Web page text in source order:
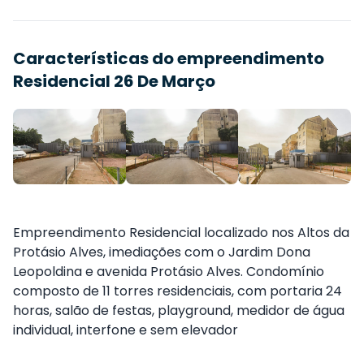
Características do empreendimento
Residencial 26 De Março
Empreendimento Residencial localizado nos Altos da
Protásio Alves, imediações com o Jardim Dona
Leopoldina e avenida Protásio Alves. Condomínio
composto de 11 torres residenciais, com portaria 24
horas, salão de festas, playground, medidor de água
individual, interfone e sem elevador